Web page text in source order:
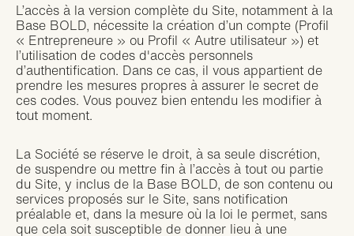
L’accès à la version complète du Site, notamment à la
Base BOLD, nécessite la création d’un compte (Profil
« Entrepreneure » ou Profil « Autre utilisateur ») et
l’utilisation de codes d'accès personnels
d’authentification. Dans ce cas, il vous appartient de
prendre les mesures propres à assurer le secret de
ces codes. Vous pouvez bien entendu les modifier à
tout moment.
La Société se réserve le droit, à sa seule discrétion,
de suspendre ou mettre fin à l’accès à tout ou partie
du Site, y inclus de la Base BOLD, de son contenu ou
services proposés sur le Site, sans notification
préalable et, dans la mesure où la loi le permet, sans
que cela soit susceptible de donner lieu à une